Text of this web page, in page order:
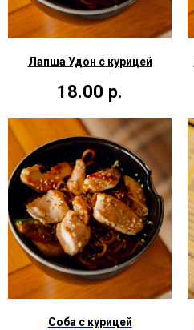
Лапша Удон с курицей
18.00 р.
Соба с курицей